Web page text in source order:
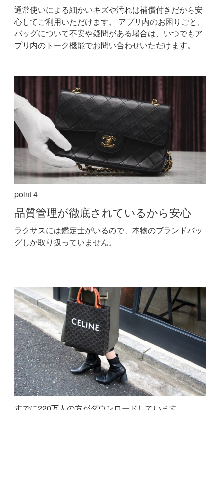
通常使いによる細かいキズや汚れは補償付きだから安
心してご利用いただけます。 アプリ内のお困りごと、
バッグについて不安や疑問がある場合は、いつでもア
プリ内のトーク機能でお問い合わせいただけます。
point 4
品質管理が徹底されているから安心
ラクサスには鑑定士がいるので、本物のブランドバッ
グしか取り扱っていません。
すでに220万人の方がダウンロードしています。